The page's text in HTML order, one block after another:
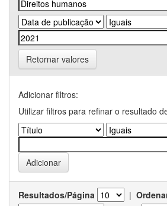
Retornar valores
Adicionar filtros:
Utilizar filtros para refinar o resultado
Resultados/Página |